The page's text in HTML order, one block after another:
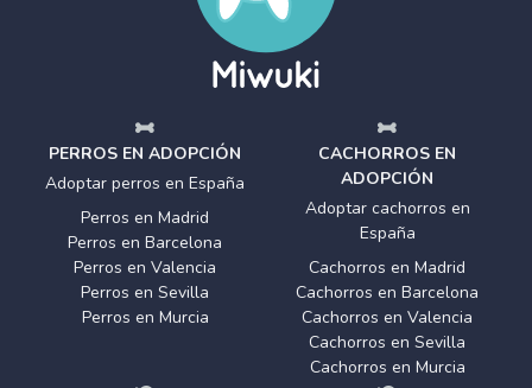
PERROS EN ADOPCIÓN
Adoptar perros en España
Perros en Madrid
Perros en Barcelona
Perros en Valencia
Perros en Sevilla
Perros en Murcia
CACHORROS EN
ADOPCIÓN
Adoptar cachorros en
España
Cachorros en Madrid
Cachorros en Barcelona
Cachorros en Valencia
Cachorros en Sevilla
Cachorros en Murcia